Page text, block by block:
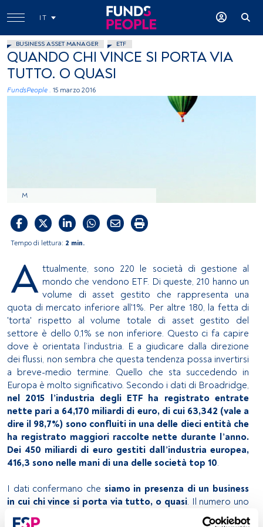
IT
BUSINESS ASSET MANAGER ETF
QUANDO CHI VINCE SI PORTA VIA
TUTTO. O QUASI
FundsPeople . 15 marzo 2016
M
Tempo di lettura: 2 min.
A ttualmente, sono 220 le società di gestione al
mondo che vendono ETF. Di queste, 210 hanno un
volume di asset gestito che rappresenta una
quota di mercato inferiore all'1%. Per altre 180, la fetta di
'torta' rispetto al volume totale di asset gestito del
settore è dello 0,1% se non inferiore. Questo ci fa capire
dove è orientata l’industria. E a giudicare dalla direzione
dei flussi, non sembra che questa tendenza possa invertirsi
a breve-medio termine. Quello che sta succedendo in
Europa è molto significativo. Secondo i dati di Broadridge,
nel 2015 l’industria degli ETF ha registrato entrate
nette pari a 64,170 miliardi di euro, di cui 63,342 (vale a
dire il 98,7%) sono confluiti in una delle dieci entità che
ha registrato maggiori raccolte nette durante l’anno.
Dei 450 miliardi di euro gestiti dall’industria europea,
416,3 sono nelle mani di una delle società top 10.
I dati confermano che siamo in presenza di un business
in cui chi vince si porta via tutto, o quasi. Il numero uno
continua a essere
, società che l’anno scorso ha